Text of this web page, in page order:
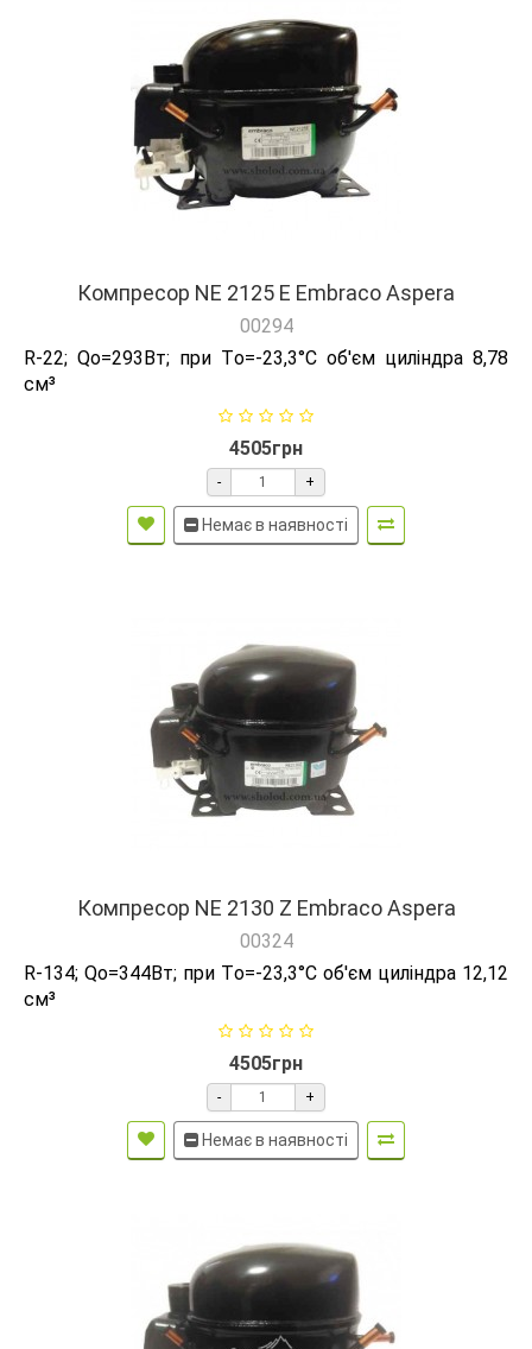
Компресор NE 2125 Е Embraco Aspera
00294
R-22; Qо=293Вт; при Tо=-23,3°C об'єм циліндра 8,78
см³
4505грн
- +
Немає в наявності
Компресор NE 2130 Z Embraco Aspera
00324
R-134; Qо=344Вт; при Tо=-23,3°C об'єм циліндра 12,12
см³
4505грн
- +
Немає в наявності